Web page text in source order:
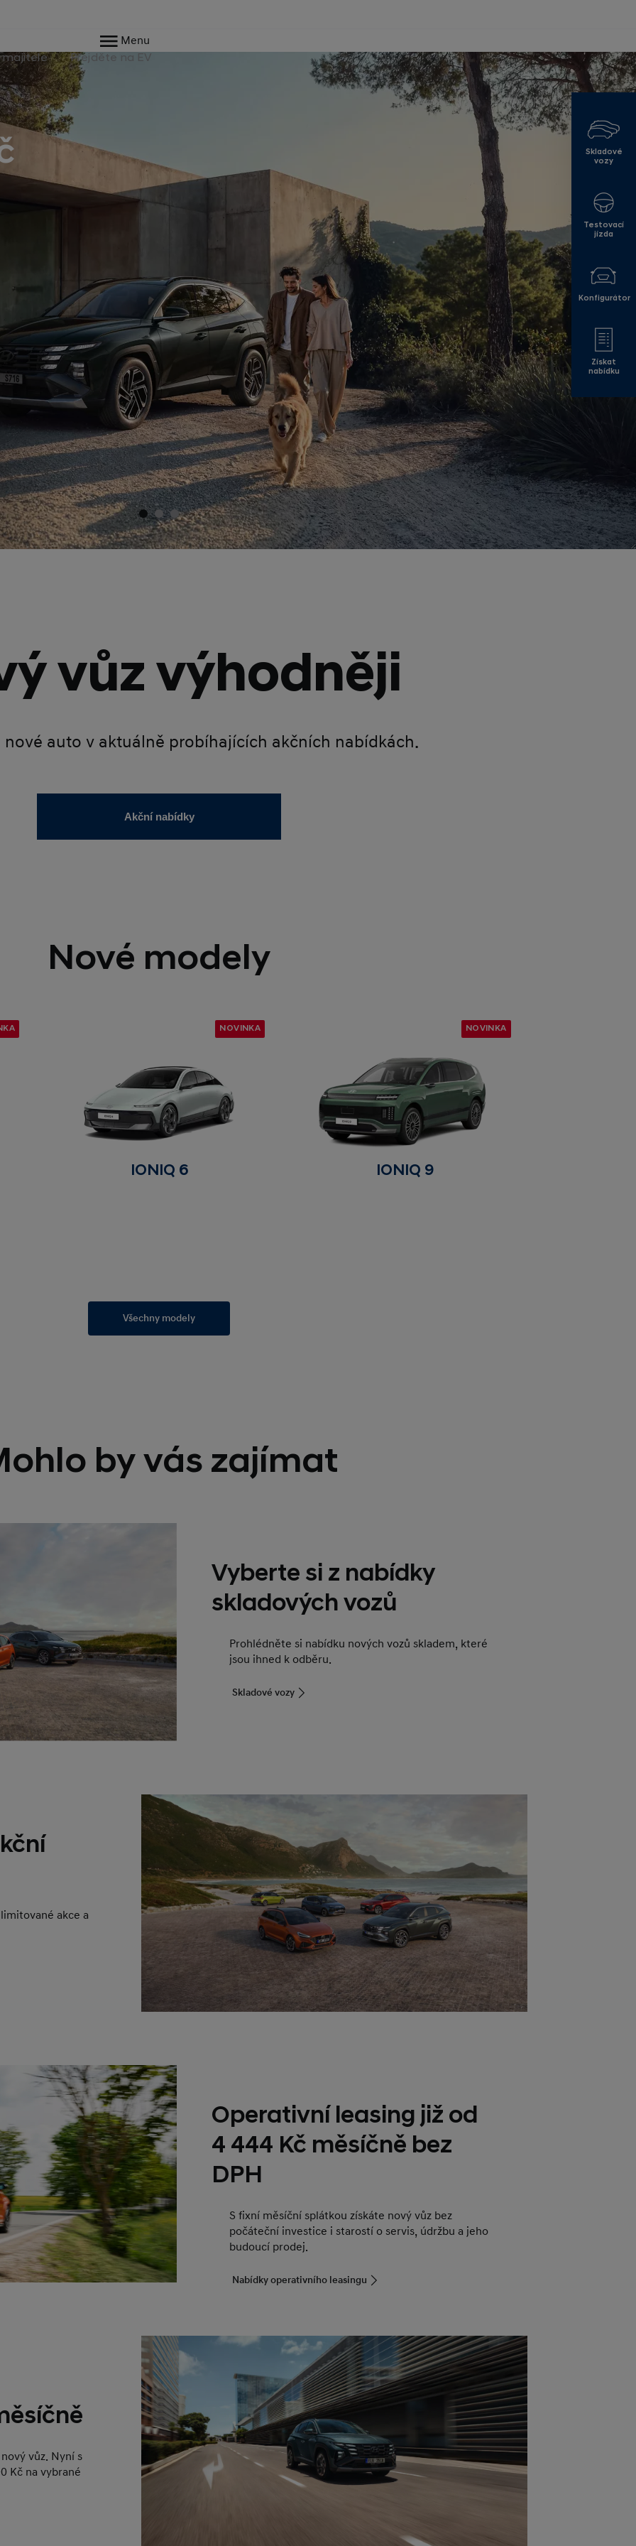
majitele Přejděte na EV
Menu
Skladové
vozy
Testovací
jízda
Konfigurátor
Získat
nabídku
vůz výhodněji
nové auto v aktuálně probíhajících akčních nabídkách.
Akční nabídky
Nové modely
NOVINKA
IONIQ 6
NOVINKA
IONIQ 9
Všechny modely
by vás zajímat
Vyberte si z nabídky
skladových vozů
Prohlédněte si nabídku nových vozů skladem, které
jsou ihned k odběru.
Skladové vozy
akce a
Operativní leasing již od
4 444 Kč měsíčně bez
DPH
S fixní měsíční splátkou získáte nový vůz bez
počáteční investice i starostí o servis, údržbu a jeho
budoucí prodej.
Nabídky operativního leasingu
vůz. Nyní s
Kč na vybrané